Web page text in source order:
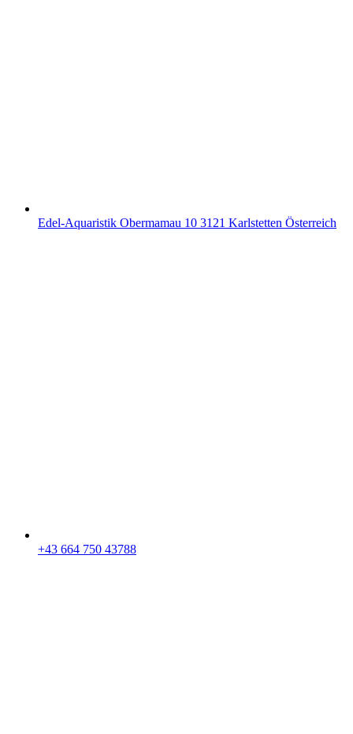
Edel-Aquaristik Obermamau 10 3121 Karlstetten Österreich
+43 664 750 43788